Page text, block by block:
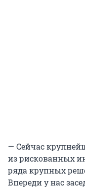
— Сейчас
из рискованных
ряда крупных
Впереди у нас